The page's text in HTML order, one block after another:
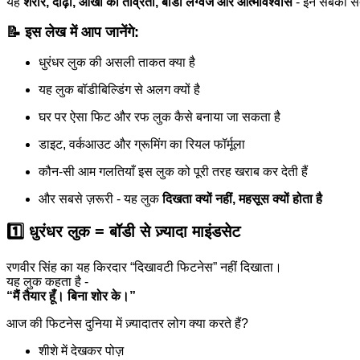
📝 इस लेख में आप जानेंगे:
धुरंधर लुक की असली ताकत क्या है
यह लुक बॉडीबिल्डिंग से अलग क्यों है
घर पर ऐसा फिट और रफ लुक कैसे बनाया जा सकता है
डाइट, वर्कआउट और ग्रूमिंग का रियल फॉर्मूला
कौन-सी आम गलतियाँ इस लुक को पूरी तरह खराब कर देती हैं
और सबसे ज़रूरी - यह लुकदिखता क्यों नहीं, महसूस क्यों होता है
1️⃣ धुरंधर लुक = बॉडी से ज़्यादा माइंडसेट
रणवीर सिंह का यह किरदार “दिखावटी फिटनेस” नहीं दिखाता।
यह लुक कहता है -
“मैं तैयार हूँ। बिना शोर के।”
आज की फिटनेस दुनिया में ज़्यादातर लोग क्या करते हैं?
शीशे में देखकर पोज़